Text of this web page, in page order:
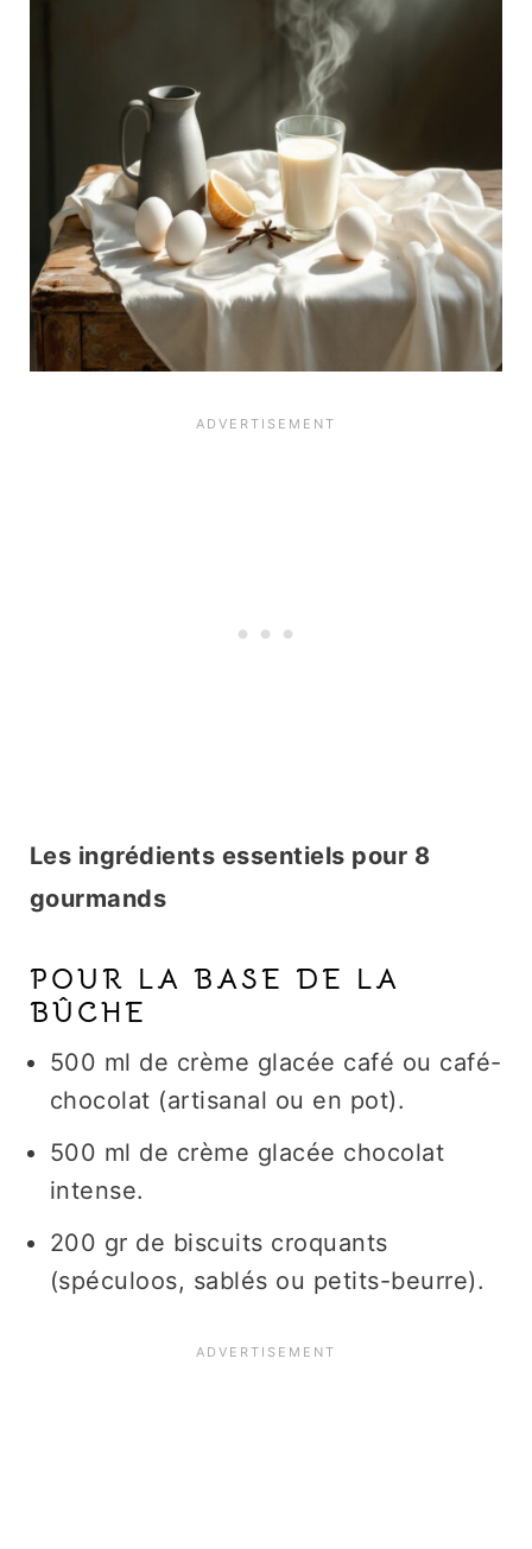
Les ingrédients essentiels pour 8
gourmands
POUR LA BASE DE LA
BÛCHE
500 ml de crème glacée café ou café-
chocolat (artisanal ou en pot).
500 ml de crème glacée chocolat
intense.
200 gr de biscuits croquants
(spéculoos, sablés ou petits-beurre).